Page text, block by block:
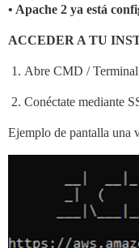
• Apache 2 ya está
ACCEDER A TU
Abre CMD / Terminal
Conéctate mediante
Ejemplo de pantalla una